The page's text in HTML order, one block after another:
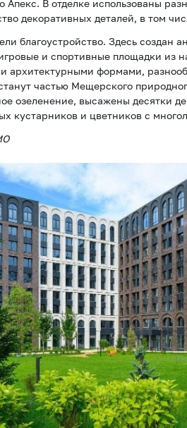
Апекс. В отделке использованы
декоративных деталей, в том
благоустройство. Здесь создан
и спортивные площадки из
архитектурными формами,
частью Мещерского
озеленение, высажены десятки
кустарников и цветников с